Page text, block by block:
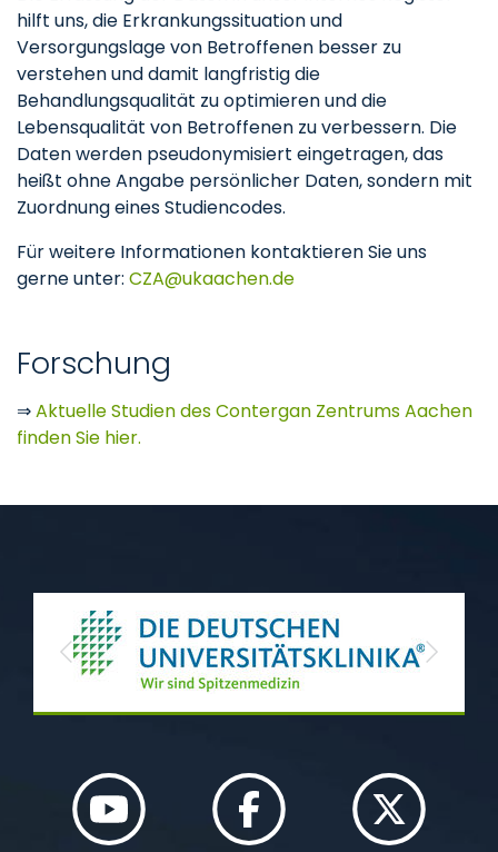
hilft uns, die Erkrankungssituation und
Versorgungslage von Betroffenen besser zu
verstehen und damit langfristig die
Behandlungsqualität zu optimieren und die
Lebensqualität von Betroffenen zu verbessern. Die
Daten werden pseudonymisiert eingetragen, das
heißt ohne Angabe persönlicher Daten, sondern mit
Zuordnung eines Studiencodes.
Für weitere Informationen kontaktieren Sie uns
gerne unter: CZA ukaachende
Forschung
⇒Aktuelle Studien des Contergan Zentrums Aachen
finden Sie hier.
Previous Next